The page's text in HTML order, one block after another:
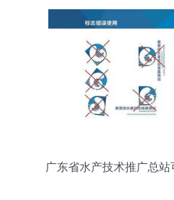
广东省水产技术推广总